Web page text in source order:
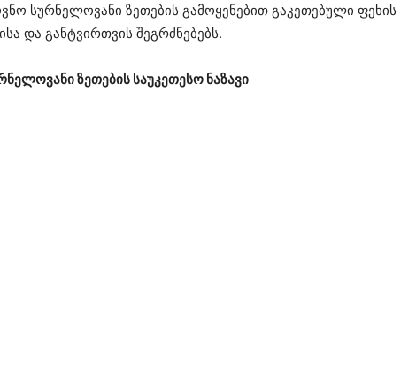
სურნელოვანი ზეთების გამოყენებით გაკეთებული ფეხის
და განტვირთვის შეგრძნებებს.
ზეთების საუკეთესო ნაზავი